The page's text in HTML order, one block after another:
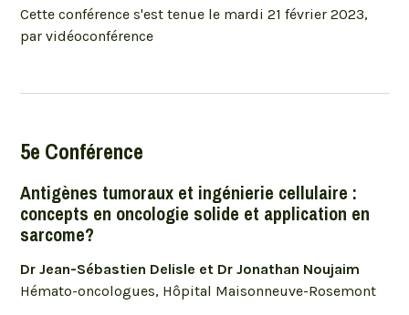
Cette conférence s'est tenue le mardi 21 février 2023,
par vidéoconférence
5e Conférence
Antigènes tumoraux et ingénierie cellulaire :
concepts en oncologie solide et application en
sarcome?
Dr Jean-Sébastien Delisle et Dr Jonathan Noujaim
Hémato-oncologues, Hôpital Maisonneuve-Rosemont